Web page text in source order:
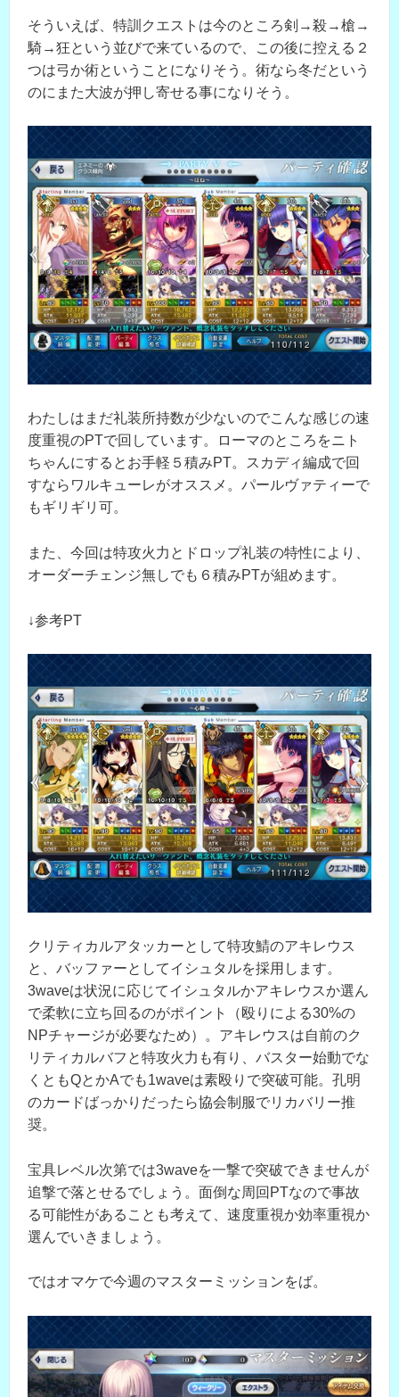
そういえば、特訓クエストは今のところ剣→殺→槍→
騎→狂という並びで来ているので、この後に控える２
つは弓か術ということになりそう。術なら冬だという
のにまた大波が押し寄せる事になりそう。
わたしはまだ礼装所持数が少ないのでこんな感じの速
度重視のPTで回しています。ローマのところをニト
ちゃんにするとお手軽５積みPT。スカディ編成で回
すならワルキューレがオススメ。パールヴァティーで
もギリギリ可。
また、今回は特攻火力とドロップ礼装の特性により、
オーダーチェンジ無しでも６積みPTが組めます。
↓参考PT
クリティカルアタッカーとして特攻鯖のアキレウス
と、バッファーとしてイシュタルを採用します。
3waveは状況に応じてイシュタルかアキレウスか選ん
で柔軟に立ち回るのがポイント（殴りによる30%の
NPチャージが必要なため）。アキレウスは自前のク
リティカルバフと特攻火力も有り、バスター始動でな
くともQとかAでも1waveは素殴りで突破可能。孔明
のカードばっかりだったら協会制服でリカバリー推
奨。
宝具レベル次第では3waveを一撃で突破できませんが
追撃で落とせるでしょう。面倒な周回PTなので事故
る可能性があることも考えて、速度重視か効率重視か
選んでいきましょう。
ではオマケで今週のマスターミッションをば。